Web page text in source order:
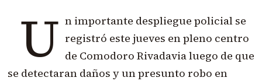
U n importante despliegue policial se
registró este jueves en pleno centro
de Comodoro Rivadavia luego de que
se detectaran daños y un presunto robo en